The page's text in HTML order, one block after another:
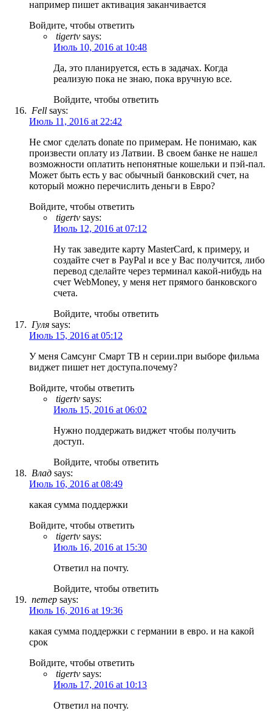
например пишет активация заканчивается
Войдите, чтобы ответить
tigertv says:
Июль 10, 2016 at 10:48
Да, это планируется, есть в задачах. Когда
реализую пока не знаю, пока вручную все.
Войдите, чтобы ответить
Fell says:
Июль 11, 2016 at 22:42
Не смог сделать donate по примерам. Не понимаю, как
произвести оплату из Латвии. В своем банке не нашел
возможности оплатить непонятные кошельки и пэй-пал.
Может быть есть у вас обычный банковский счет, на
который можно перечислить деньги в Евро?
Войдите, чтобы ответить
tigertv says:
Июль 12, 2016 at 07:12
Ну так заведите карту MasterCard, к примеру, и
создайте счет в PayPal и все у Вас получится, либо
перевод сделайте через терминал какой-нибудь на
счет WebMoney, у меня нет прямого банковского
счета.
Войдите, чтобы ответить
Гуля says:
Июль 15, 2016 at 05:12
У меня Самсунг Смарт ТВ н серии.при выборе фильма
виджет пишет нет доступа.почему?
Войдите, чтобы ответить
tigertv says:
Июль 15, 2016 at 06:02
Нужно поддержать виджет чтобы получить
доступ.
Войдите, чтобы ответить
Влад says:
Июль 16, 2016 at 08:49
какая сумма поддержки
Войдите, чтобы ответить
tigertv says:
Июль 16, 2016 at 15:30
Ответил на почту.
Войдите, чтобы ответить
петер says:
Июль 16, 2016 at 19:36
какая сумма поддержки с германии в евро. и на какой
срок
Войдите, чтобы ответить
tigertv says:
Июль 17, 2016 at 10:13
Ответил на почту.